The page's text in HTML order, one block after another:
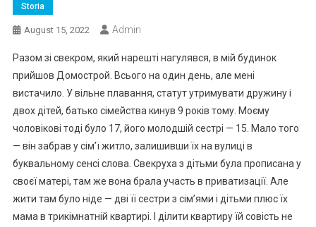
Storia
August 15, 2022 Admin
Разом зі свекром, який нарешті нагулявся, в мій будинок
прийшов Домострой. Всього на один день, але мені
вистачило. У вільне плавання, статут утримувати дружину і
двох дітей, батько сімейства кинув 9 років тому. Моєму
чоловікові тоді було 17, його молодшій сестрі — 15. Мало того
— він забрав у сім’ї житло, залишивши їх на вулиці в
буквальному сенсі слова. Свекруха з дітьми була прописана у
своєї матері, там же вона брала участь в приватизації. Але
жити там було ніде — дві її сестри з сім’ями і дітьми плюс їх
мама в трикімнатній квартирі. І ділити квартиру їй совість не